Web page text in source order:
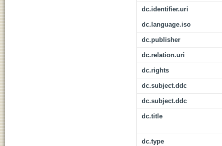
dc.identifier.uri
dc.language.iso
dc.publisher
dc.relation.uri
dc.rights
dc.subject.ddc
dc.subject.ddc
dc.title
dc.type